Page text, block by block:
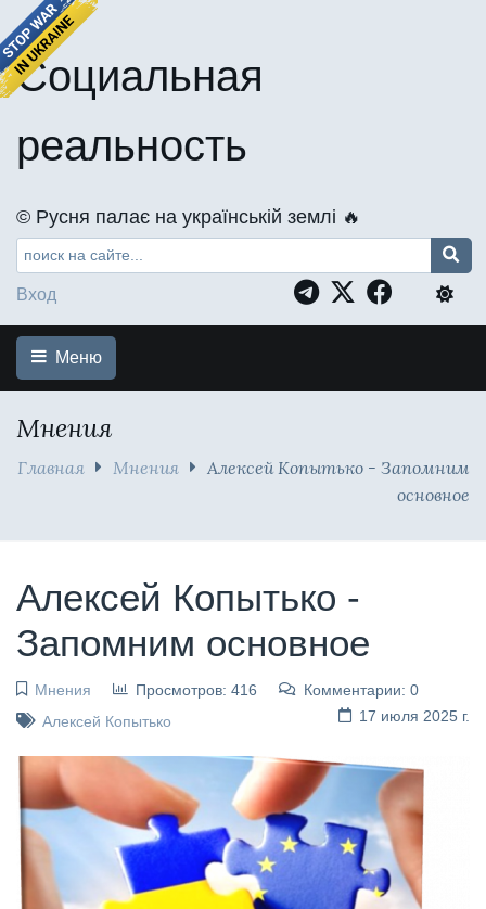
Социальная
реальность
©️ Русня палає на українській землі 🔥
Вход
Меню
Мнения
Главная Мнения
Алексей Копытько - Запомним
основное
Алексей Копытько -
Запомним основное
Мнения Просмотров: 416
Комментарии: 0
17 июля 2025 г.
Алексей Копытько